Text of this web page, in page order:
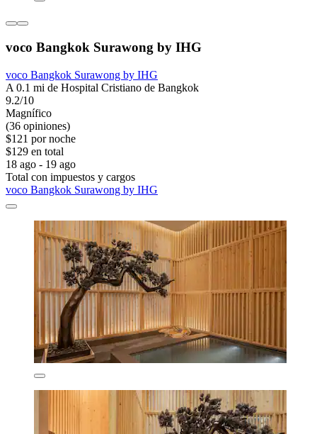
voco Bangkok Surawong by IHG
voco Bangkok Surawong by IHG
A 0.1 mi de Hospital Cristiano de Bangkok
9.2/10
Magnífico
(36 opiniones)
$121 por noche
$129 en total
18 ago - 19 ago
Total con impuestos y cargos
voco Bangkok Surawong by IHG